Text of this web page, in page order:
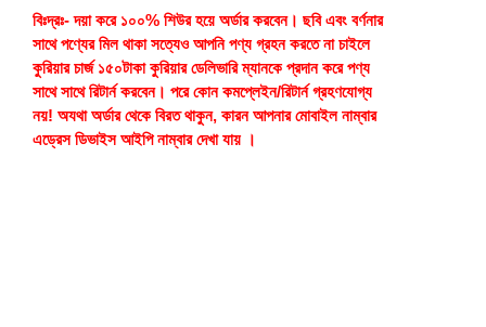
বিঃদ্রঃ- দয়া করে ১০০% শিউর হয়ে অর্ডার করবেন। ছবি এবং বর্ণনার
সাথে পণ্যের মিল থাকা সত্যেও আপনি পণ্য গ্রহন করতে না চাইলে
কুরিয়ার চার্জ ১৫০টাকা কুরিয়ার ডেলিভারি ম্যানকে প্রদান করে পণ্য
সাথে সাথে রিটার্ন করবেন। পরে কোন কমপ্লেইন/রিটার্ন গ্রহণযোগ্য
নয়! অযথা অর্ডার থেকে বিরত থাকুন, কারন আপনার মোবাইল নাম্বার
এড্রেস ডিভাইস আইপি নাম্বার দেখা যায় ।